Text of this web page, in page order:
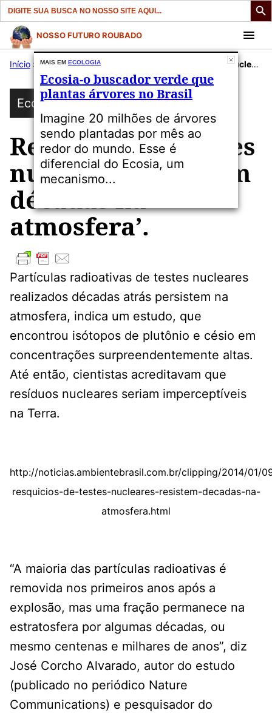
Search
for:
Pular
para
conteúdo
NOSSO FUTURO ROUBADO
Início » Publicações»Ecologia Resquícios de testes nucleares ‘resistem décadas na atmosfera’.
Ecologia
Resquícios de testes
nucleares ‘resistem
décadas na
atmosfera’.
Partículas radioativas de testes nucleares
realizados décadas atrás persistem na
atmosfera, indica um estudo, que
encontrou isótopos de plutônio e césio em
concentrações surpreendentemente altas.
Até então, cientistas acreditavam que
resíduos nucleares seriam imperceptíveis
na Terra.
http://noticias.ambientebrasil.com.br/clipping/2014/01/
resquicios-de-testes-nucleares-resistem-decadas-na-
atmosfera.html
“A maioria das partículas radioativas é
removida nos primeiros anos após a
explosão, mas uma fração permanece na
estratosfera por algumas décadas, ou
mesmo centenas e milhares de anos”, diz
José Corcho Alvarado, autor do estudo
(publicado no periódico Nature
Communications) e pesquisador do
MAIS EM ECOLOGIA
Ecosia-o buscador verde que
plantas árvores no Brasil
Imagine 20 milhões de árvores
sendo plantadas por mês ao
redor do mundo. Esse é
diferencial do Ecosia, um
mecanismo...